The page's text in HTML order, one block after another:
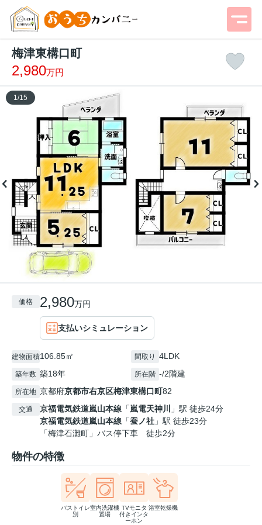
梅津東構口町
2,980万円
1 /15
価格 2,980万円
支払いシミュレーション
建物面積106.85㎡ 間取り 4LDK
築年数 築18年 所在階 -/2階建
所在地 京都府京都市右京区梅津東構口町82
交通 京福電気鉄道嵐山本線 「嵐電天神川
」駅 徒歩24分
京福電気鉄道嵐山本線 「蚕ノ社 」駅 徒歩23分
「梅津石灘町」バス停下車 徒歩2分
物件の特徴
バストイレ
別
室内洗濯機
置場
TVモニタ
付きインタ
ーホン
浴室乾燥機